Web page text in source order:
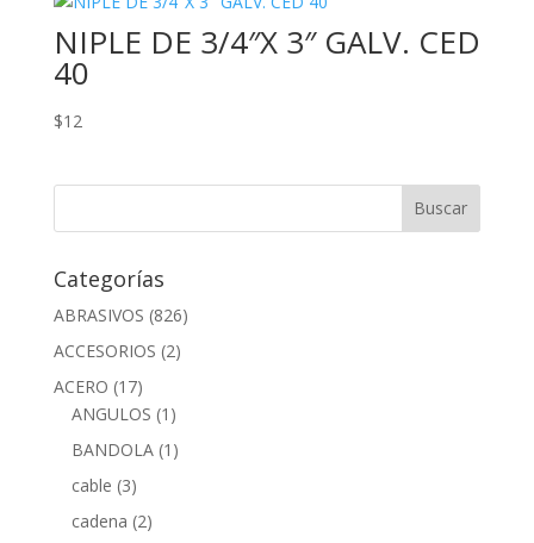
NIPLE DE 3/4″X 3″ GALV. CED
40
$12
Categorías
ABRASIVOS (826)
ACCESORIOS (2)
ACERO (17)
ANGULOS (1)
BANDOLA (1)
cable (3)
cadena (2)